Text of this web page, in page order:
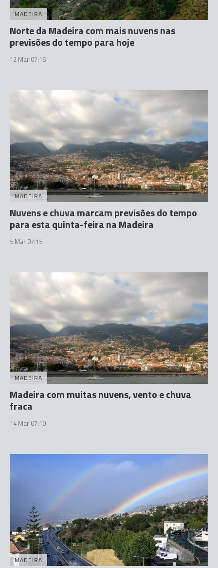
MADEIRA
Norte da Madeira com mais nuvens nas
previsões do tempo para hoje
12 Mar 07:15
MADEIRA
Nuvens e chuva marcam previsões do tempo
para esta quinta-feira na Madeira
5 Mar 07:15
MADEIRA
Madeira com muitas nuvens, vento e chuva
fraca
14 Mar 07:10
MADEIRA